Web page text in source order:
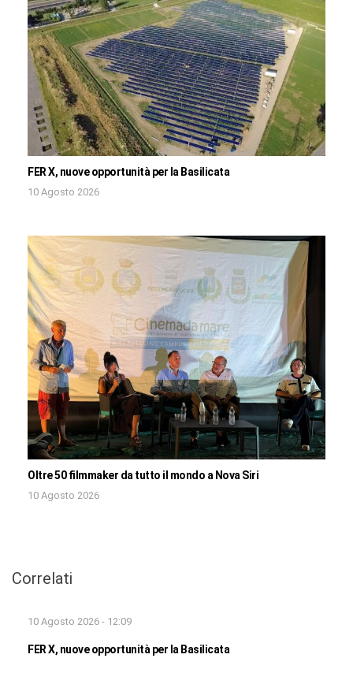
FER X, nuove opportunità per la Basilicata
10 Agosto 2026
Oltre 50 filmmaker da tutto il mondo a Nova Siri
10 Agosto 2026
Correlati
10 Agosto 2026 - 12:09
FER X, nuove opportunità per la Basilicata